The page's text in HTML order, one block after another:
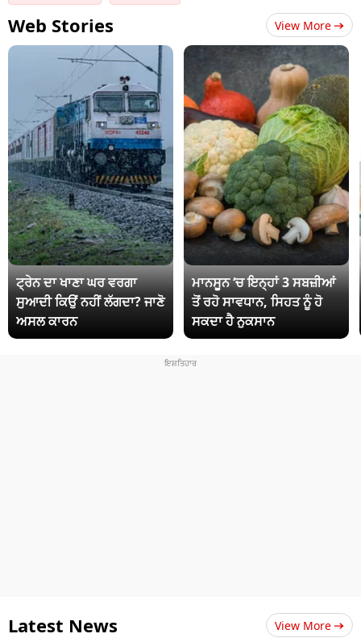
Web Stories View More
ਟ੍ਰੇਨ ਦਾ ਖਾਣਾ ਘਰ ਵਰਗਾ
ਸੁਆਦੀ ਕਿਉਂ ਨਹੀਂ ਲੱਗਦਾ? ਜਾਣੋ
ਅਸਲ ਕਾਰਨ
ਮਾਨਸੂਨ ‘ਚ ਇਨ੍ਹਾਂ 3 ਸਬਜ਼ੀਆਂ
ਤੋਂ ਰਹੋ ਸਾਵਧਾਨ, ਸਿਹਤ ਨੂੰ ਹੋ
ਸਕਦਾ ਹੈ ਨੁਕਸਾਨ
Latest News View More